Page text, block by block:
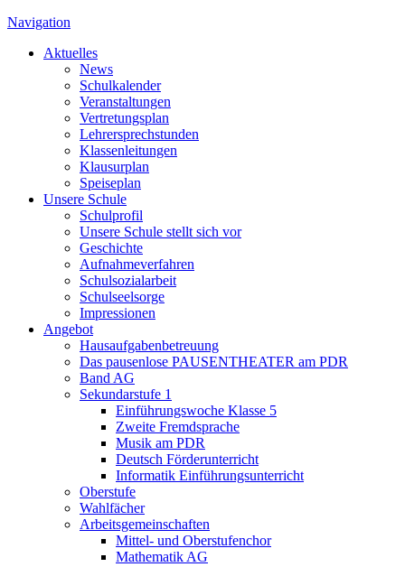
Navigation
Aktuelles
News
Schulkalender
Veranstaltungen
Vertretungsplan
Lehrersprechstunden
Klassenleitungen
Klausurplan
Speiseplan
Unsere Schule
Schulprofil
Unsere Schule stellt sich vor
Geschichte
Aufnahmeverfahren
Schulsozialarbeit
Schulseelsorge
Impressionen
Angebot
Hausaufgabenbetreuung
Das pausenlose PAUSENTHEATER am PDR
Band AG
Sekundarstufe 1
Einführungswoche Klasse 5
Zweite Fremdsprache
Musik am PDR
Deutsch Förderunterricht
Informatik Einführungsunterricht
Oberstufe
Wahlfächer
Arbeitsgemeinschaften
Mittel- und Oberstufenchor
Mathematik AG